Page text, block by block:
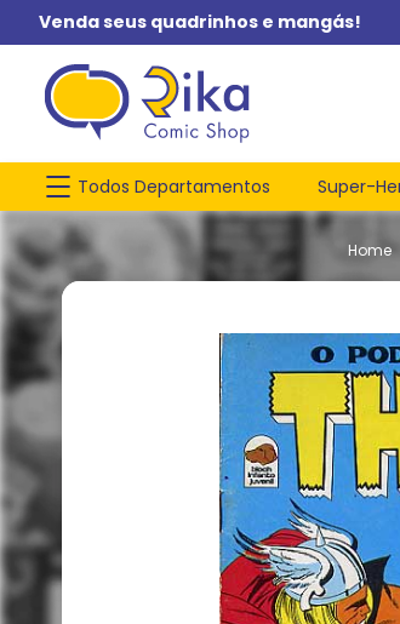
Venda seus quadrinhos e mangás!
Todos Departamentos Super-